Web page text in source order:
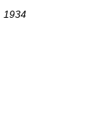
1934